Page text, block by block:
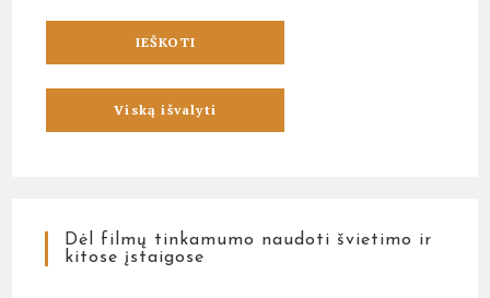
Dėl filmų tinkamumo naudoti švietimo ir
kitose įstaigose